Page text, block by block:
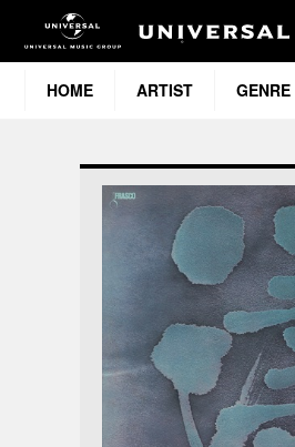
HOME ARTIST GENRE